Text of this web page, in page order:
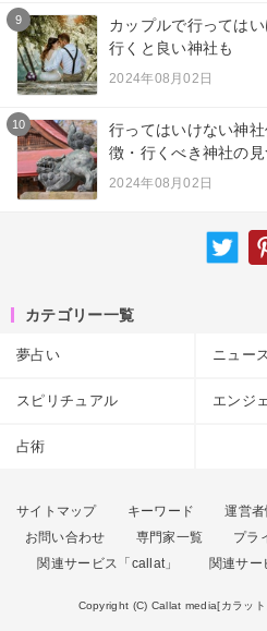
9
カップルで行っては
行くと良い神社も
2024年08月02日
10
行ってはいけない神
徴・行くべき神社の
2024年08月02日
カテゴリー一覧
夢占い ニュー
スピリチュアル エンジ
占術
サイトマップ キーワード 運営者
お問い合わせ
専門家一覧
プラ
関連サービス「callat」
関連サー
Copyright (C) Callat media[カラット